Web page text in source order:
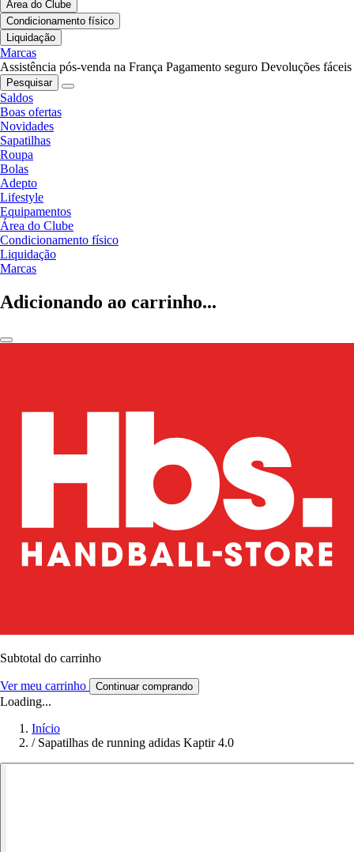
Área do Clube
Condicionamento físico
Liquidação
Marcas
Assistência pós-venda na França Pagamento seguro Devoluções fáceis
Pesquisar
Saldos
Boas ofertas
Novidades
Sapatilhas
Roupa
Bolas
Adepto
Lifestyle
Equipamentos
Área do Clube
Condicionamento físico
Liquidação
Marcas
Adicionando ao carrinho...
Subtotal do carrinho
Ver meu carrinho Continuar comprando
Loading...
Início
/ Sapatilhas de running adidas Kaptir 4.0